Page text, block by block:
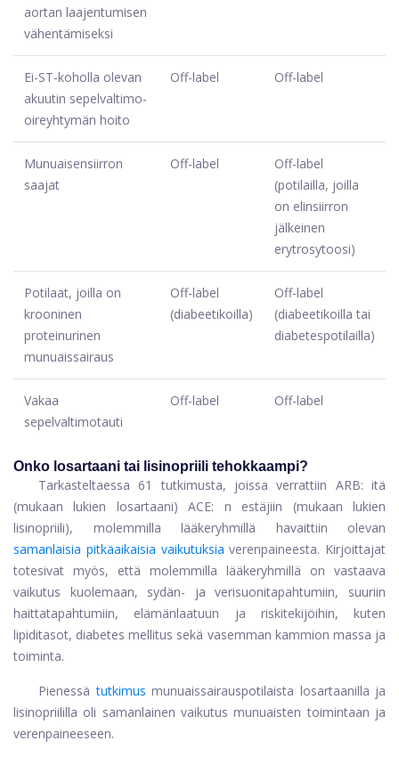
aortan laajentumisen
vähentämiseksi
Ei-ST-koholla olevan
akuutin sepelvaltimo-
oireyhtymän hoito
Off-label Off-label
Munuaisensiirron
saajat
Off-label
Off-label
(potilailla, joilla
on elinsiirron
jälkeinen
erytrosytoosi)
Potilaat, joilla on
krooninen
proteinurinen
munuaissairaus
Off-label
(diabeetikoilla)
Off-label
(diabeetikoilla tai
diabetespotilailla)
Vakaa
sepelvaltimotauti
Off-label Off-label
Onko losartaani tai lisinopriili tehokkaampi?
Tarkasteltaessa 61 tutkimusta, joissa verrattiin ARB: itä
(mukaan lukien losartaani) ACE: n estäjiin (mukaan lukien
lisinopriili), molemmilla lääkeryhmillä havaittiin olevan
samanlaisia ​​pitkäaikaisia ​​vaikutuksia verenpaineesta. Kirjoittajat
totesivat myös, että molemmilla lääkeryhmillä on vastaava
vaikutus kuolemaan, sydän- ja verisuonitapahtumiin, suuriin
haittatapahtumiin, elämänlaatuun ja riskitekijöihin, kuten
lipiditasot, diabetes mellitus sekä vasemman kammion massa ja
toiminta.
Pienessätutkimus munuaissairauspotilaista losartaanilla ja
lisinopriililla oli samanlainen vaikutus munuaisten toimintaan ja
verenpaineeseen.